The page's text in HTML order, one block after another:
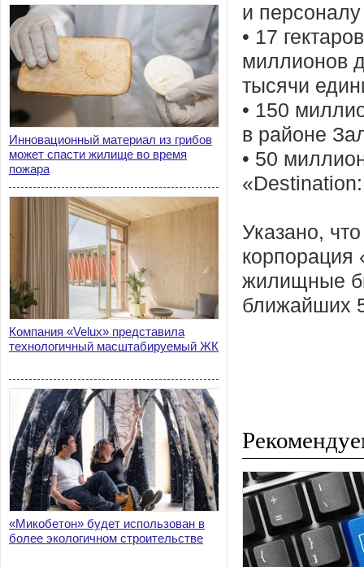
Инновационный материал из грибов
может спасти жилище во время
пожара
Компания «Velux» представила
технологичный масштабируемый ЖК
«Микобетон» будет использован в
более экологичном строительстве
и
• 17
миллионов
тысячи
• 150
в районе
• 50
Указано,
корпорация
жилищные
ближайших